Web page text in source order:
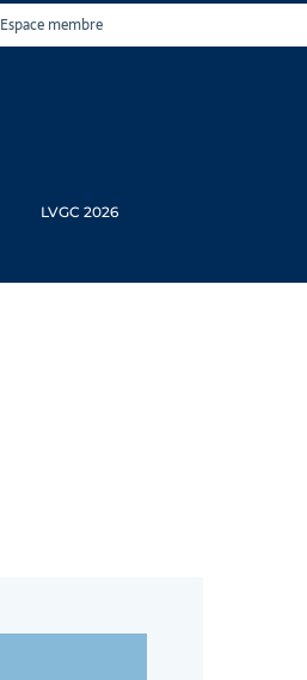
Espace membre
LVGC 2026